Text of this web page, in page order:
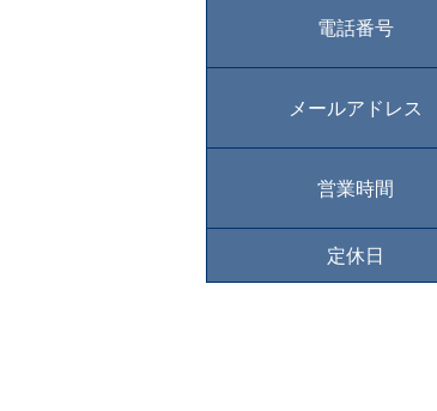
電話番号
メールアドレス
営業時間
定休日